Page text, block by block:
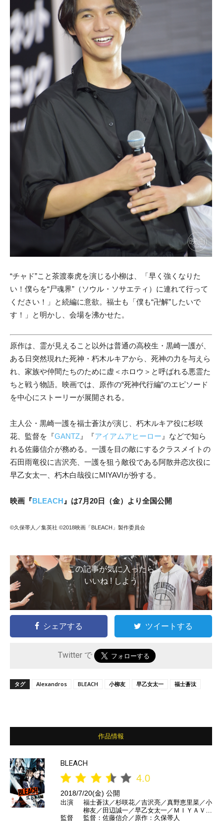
“チャド”こと茶渡泰虎を演じる小柳は、「早く強くなりた
い！僕らを“尸魂界”（ソウル・ソサエティ）に連れて行って
ください！」と続編に意欲。福士も「僕も“卍解”したいで
す！」と明かし、会場を沸かせた。
原作は、霊が見えること以外は普通の高校生・黒崎一護が、
ある日突然現れた死神・朽木ルキアから、死神の力を与えら
れ、家族や仲間たちのために虚＜ホロウ＞と呼ばれる悪霊た
ちと戦う物語。映画では、原作の“死神代行編”のエピソード
を中心にストーリーが展開される。
主人公・黒崎一護を福士蒼汰が演じ、朽木ルキア役に杉咲
花、監督を『GANTZ 』『アイアムアヒーロー 』などで知ら
れる佐藤信介が務める。一護を目の敵にするクラスメイトの
石田雨竜役に吉沢亮、一護を狙う敵役である阿散井恋次役に
早乙女太一、朽木白哉役にMIYAVIが扮する。
映画『BLEACH 』は7月20日（金）より全国公開
©久保帯人／集英社 ©2018映画「BLEACH」製作委員会
この記事が気に入ったら
いいね ! しよう
シェアする ツイートする
Twitter で
タグ Alexandros BLEACH ⼩柳友 早乙女太一 福士蒼汰
作品情報
BLEACH
4.0
2018/7/20(金) 公開
出演
福士蒼汰／杉咲花／吉沢亮／真野恵里菜／小
柳友／田辺誠一／早乙女太一／ＭＩＹＡＶＩ
／長澤まさみ／江口洋介 ほか
監督 監督：佐藤信介／原作：久保帯人